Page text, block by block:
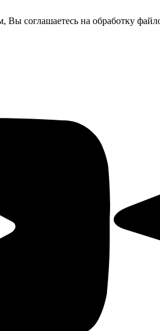
соглашаетесь на обработку